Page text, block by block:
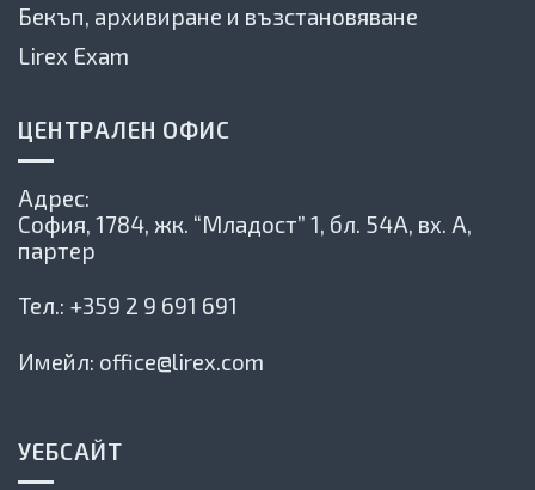
Бекъп, архивиране и възстановяване
Lirex Exam
ЦЕНТРАЛЕН ОФИС
Адрес:
София, 1784, жк. “Младост” 1, бл. 54А, вх. А,
партер
Тел.: +359 2 9 691 691
Имейл: office@lirex.com
УЕБСАЙТ